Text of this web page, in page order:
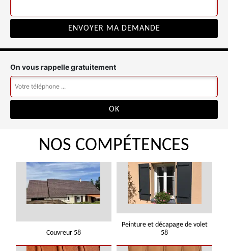
On vous rappelle gratuitement
NOS COMPÉTENCES
Couvreur 58
Peinture et décapage de volet
58